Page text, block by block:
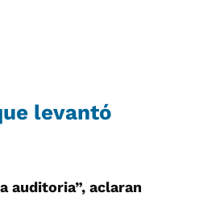
levantó
auditoria”, aclaran